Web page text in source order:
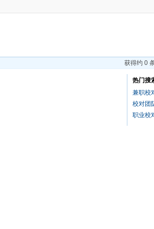
获得约 0
热门搜
兼职校
校对团
职业校